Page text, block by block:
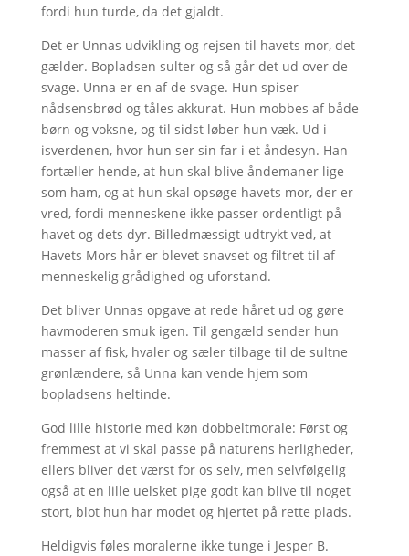
fordi hun turde, da det gjaldt.
Det er Unnas udvikling og rejsen til havets mor, det
gælder. Bopladsen sulter og så går det ud over de
svage. Unna er en af de svage. Hun spiser
nådsensbrød og tåles akkurat. Hun mobbes af både
børn og voksne, og til sidst løber hun væk. Ud i
isverdenen, hvor hun ser sin far i et åndesyn. Han
fortæller hende, at hun skal blive åndemaner lige
som ham, og at hun skal opsøge havets mor, der er
vred, fordi menneskene ikke passer ordentligt på
havet og dets dyr. Billedmæssigt udtrykt ved, at
Havets Mors hår er blevet snavset og filtret til af
menneskelig grådighed og uforstand.
Det bliver Unnas opgave at rede håret ud og gøre
havmoderen smuk igen. Til gengæld sender hun
masser af fisk, hvaler og sæler tilbage til de sultne
grønlændere, så Unna kan vende hjem som
bopladsens heltinde.
God lille historie med køn dobbeltmorale: Først og
fremmest at vi skal passe på naturens herligheder,
ellers bliver det værst for os selv, men selvfølgelig
også at en lille uelsket pige godt kan blive til noget
stort, blot hun har modet og hjertet på rette plads.
Heldigvis føles moralerne ikke tunge i Jesper B.